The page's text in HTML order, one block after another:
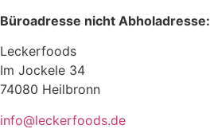
Büroadresse nicht Abholadresse:
Leckerfoods
Im Jockele 34
74080 Heilbronn
info@leckerfoods.de